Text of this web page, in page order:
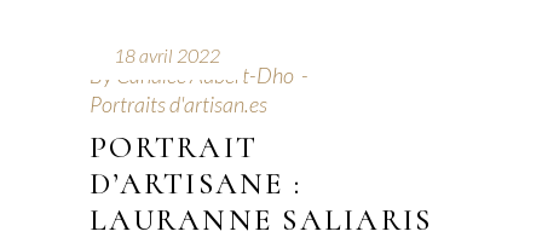
18 avril 2022
By Candice Aubert-Dho
Portraits d'artisan.es
PORTRAIT
D’ARTISANE :
LAURANNE SALIARIS